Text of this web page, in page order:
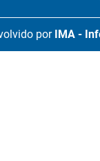
por IMA -